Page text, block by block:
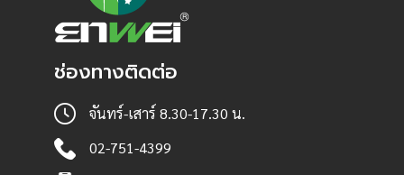
ช่องทางติดต่อ
จันทร์-เสาร์ 8.30-17.30 น.
02-751-4399